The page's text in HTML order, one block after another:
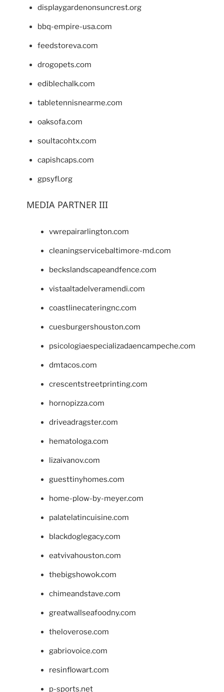
displaygardenonsuncrest.org
bbq-empire-usa.com
feedstoreva.com
drogopets.com
ediblechalk.com
tabletennisnearme.com
oaksofa.com
soultacohtx.com
capishcaps.com
gpsyfl.org
MEDIA PARTNER III
vwrepairarlington.com
cleaningservicebaltimore-md.com
beckslandscapeandfence.com
vistaaltadelveramendi.com
coastlinecateringnc.com
cuesburgershouston.com
psicologiaespecializadaencampeche.com
dmtacos.com
crescentstreetprinting.com
hornopizza.com
driveadragster.com
hematologa.com
lizaivanov.com
guesttinyhomes.com
home-plow-by-meyer.com
palatelatincuisine.com
blackdoglegacy.com
eatvivahouston.com
thebigshowok.com
chimeandstave.com
greatwallseafoodny.com
theloverose.com
gabriovoice.com
resinflowart.com
p-sports.net